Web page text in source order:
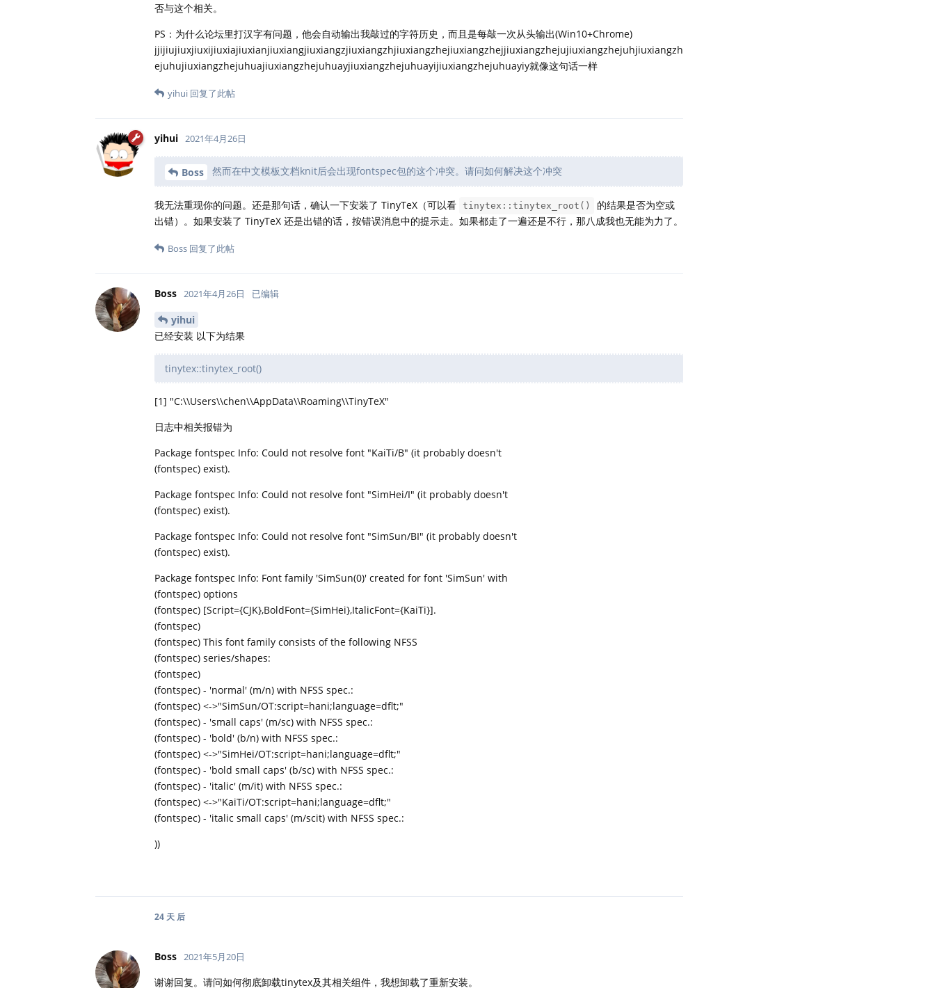
否与这个相关。
PS：为什么论坛里打汉字有问题，他会自动输出我敲过的字符历史，而且是每敲一次从头输出(Win10+Chrome)
jjijiujiuxjiuxijiuxiajiuxianjiuxiangjiuxiangzjiuxiangzhjiuxiangzhejiuxiangzhejjiuxiangzhejujiuxiangzhejuhjiuxiangzh
ejuhujiuxiangzhejuhuajiuxiangzhejuhuayjiuxiangzhejuhuayijiuxiangzhejuhuayiy就像这句话一样
yihui 回复了此帖
yihui 2021年4月26日
Boss 然而在中文模板文档knit后会出现fontspec包的这个冲突。请问如何解决这个冲突
我无法重现你的问题。还是那句话，确认一下安装了 TinyTeX（可以看 tinytex::tinytex_root()
的结果是否为空或
出错）。如果安装了 TinyTeX 还是出错的话，按错误消息中的提示走。如果都走了一遍还是不行，那八成我也无能为力了。
Boss 回复了此帖
Boss 2021年4月26日 已编辑
yihui
已经安装 以下为结果
tinytex::tinytex_root()
[1] "C:\\Users\\chen\\AppData\\Roaming\\TinyTeX"
日志中相关报错为
Package fontspec Info: Could not resolve font "KaiTi/B" (it probably doesn't
(fontspec) exist).
Package fontspec Info: Could not resolve font "SimHei/I" (it probably doesn't
(fontspec) exist).
Package fontspec Info: Could not resolve font "SimSun/BI" (it probably doesn't
(fontspec) exist).
Package fontspec Info: Font family 'SimSun(0)' created for font 'SimSun' with
(fontspec) options
(fontspec) [Script={CJK},BoldFont={SimHei},ItalicFont={KaiTi}].
(fontspec)
(fontspec) This font family consists of the following NFSS
(fontspec) series/shapes:
(fontspec)
(fontspec) - 'normal' (m/n) with NFSS spec.:
(fontspec) <->"SimSun/OT:script=hani;language=dflt;"
(fontspec) - 'small caps' (m/sc) with NFSS spec.:
(fontspec) - 'bold' (b/n) with NFSS spec.:
(fontspec) <->"SimHei/OT:script=hani;language=dflt;"
(fontspec) - 'bold small caps' (b/sc) with NFSS spec.:
(fontspec) - 'italic' (m/it) with NFSS spec.:
(fontspec) <->"KaiTi/OT:script=hani;language=dflt;"
(fontspec) - 'italic small caps' (m/scit) with NFSS spec.:
))
24 天 后
Boss 2021年5月20日
谢谢回复。请问如何彻底卸载tinytex及其相关组件，我想卸载了重新安装。